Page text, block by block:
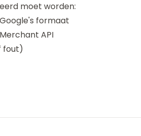
moet worden:
formaat
API
fout)